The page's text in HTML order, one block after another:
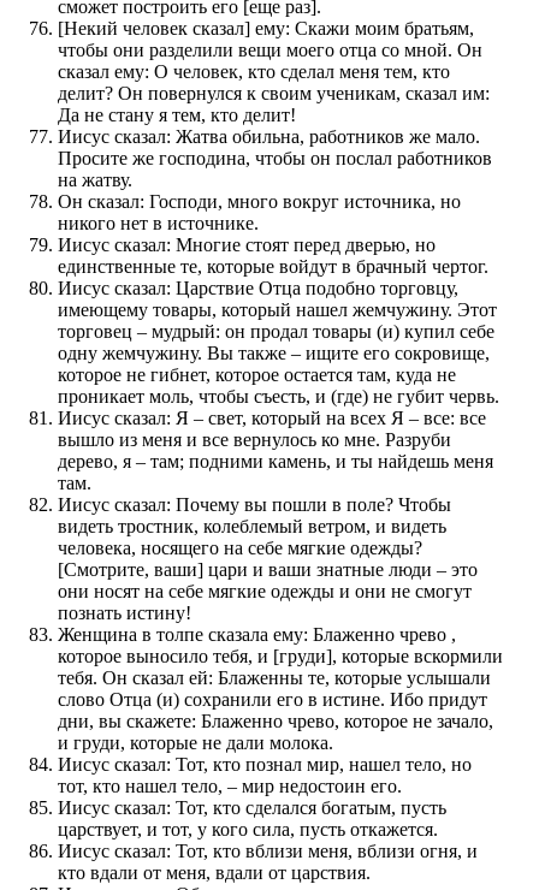
сможет построить его [еще раз].
[Некий человек сказал] ему: Скажи моим братьям,
чтобы они разделили вещи моего отца со мной. Он
сказал ему: О человек, кто сделал меня тем, кто
делит? Он повернулся к своим ученикам, сказал им:
Да не стану я тем, кто делит!
Иисус сказал: Жатва обильна, работников же мало.
Просите же господина, чтобы он послал работников
на жатву.
Он сказал: Господи, много вокруг источника, но
никого нет в источнике.
Иисус сказал: Многие стоят перед дверью, но
единственные те, которые войдут в брачный чертог.
Иисус сказал: Царствие Отца подобно торговцу,
имеющему товары, который нашел жемчужину. Этот
торговец – мудрый: он продал товары (и) купил себе
одну жемчужину. Вы также – ищите его сокровище,
которое не гибнет, которое остается там, куда не
проникает моль, чтобы съесть, и (где) не губит червь.
Иисус сказал: Я – свет, который на всех Я – все: все
вышло из меня и все вернулось ко мне. Разруби
дерево, я – там; подними камень, и ты найдешь меня
там.
Иисус сказал: Почему вы пошли в поле? Чтобы
видеть тростник, колеблемый ветром, и видеть
человека, носящего на себе мягкие одежды?
[Смотрите, ваши] цари и ваши знатные люди – это
они носят на себе мягкие одежды и они не смогут
познать истину!
Женщина в толпе сказала ему: Блаженно чрево ,
которое выносило тебя, и [груди], которые вскормили
тебя. Он сказал ей: Блаженны те, которые услышали
слово Отца (и) сохранили его в истине. Ибо придут
дни, вы скажете: Блаженно чрево, которое не зачало,
и груди, которые не дали молока.
Иисус сказал: Тот, кто познал мир, нашел тело, но
тот, кто нашел тело, – мир недостоин его.
Иисус сказал: Тот, кто сделался богатым, пусть
царствует, и тот, у кого сила, пусть откажется.
Иисус сказал: Тот, кто вблизи меня, вблизи огня, и
кто вдали от меня, вдали от царствия.